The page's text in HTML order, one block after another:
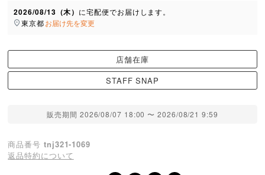
2026/08/13（木） に宅配便でお届けします。
東京都お届け先を変更
店舗在庫
STAFF SNAP
販売期間 2026/08/07 18:00 〜 2026/08/21 9:59
商品番号 tnj321-1069
返品特約について